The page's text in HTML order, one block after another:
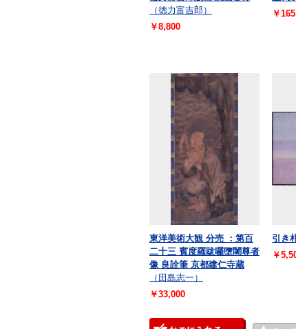
（徳力富吉郎）
￥8,800
￥
東洋美術大観 分売 ：第百
二十三 賓度羅跋囉墮闍尊者
像 良詮筆 京都建仁寺蔵
（田島志一）
￥33,000
引き
￥